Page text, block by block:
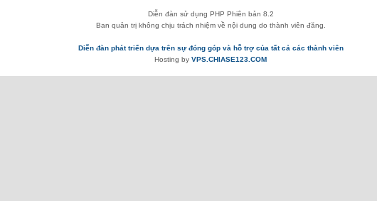
Diễn đàn sử dụng PHP Phiên bản 8.2
Ban quản trị không chịu trách nhiệm về nội dung do thành viên đăng.
Diễn đàn phát triển dựa trên sự đóng góp và hỗ trợ của tất cả các thành viên
Hosting by VPS.CHIASE123.COM